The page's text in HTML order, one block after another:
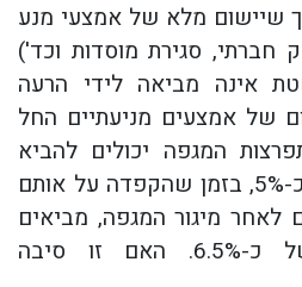
שיישום מלא של אמצעי מנע
חברתי, סגירת מוסדות וכד')
אינה מביאה לידי הרעה
של אמצעים מניעתיים החל
המגפה יכולים להביא
לעלייה תעסוקתית של כ-5%, בזמן שהקפדה על אותם
לאורך 50 ימים לאחר מיגור המגפה, מביאים
לעלייה תעסוקתית של כ-6.5%. האם זו סיבה